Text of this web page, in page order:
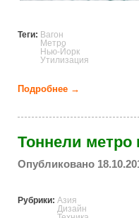
Теги: Вагон
Метро
Нью-Йорк
Утилизация
Подробнее →
Тоннели метро
Опубликовано
Рубрики: Азия
Дизайн